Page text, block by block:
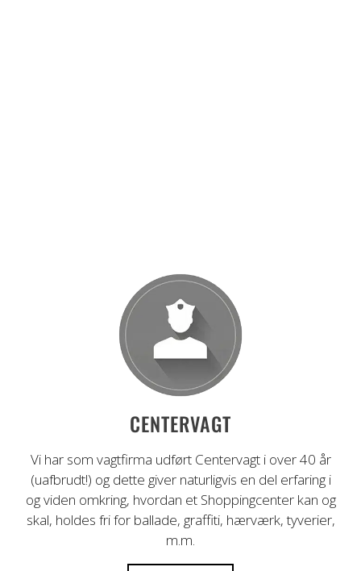
Professionel vagttjeneste i mere end 40
år
CENTERVAGT
Vi har som vagtfirma udført Centervagt i over 40 år
(uafbrudt!) og dette giver naturligvis en del erfaring i
og viden omkring, hvordan et Shoppingcenter kan og
skal, holdes fri for ballade, graffiti, hærværk, tyverier,
m.m.